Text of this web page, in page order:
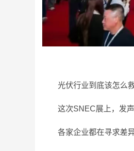
光伏行业到底该怎么救
这次SNEC展上，发
各家企业都在寻求差